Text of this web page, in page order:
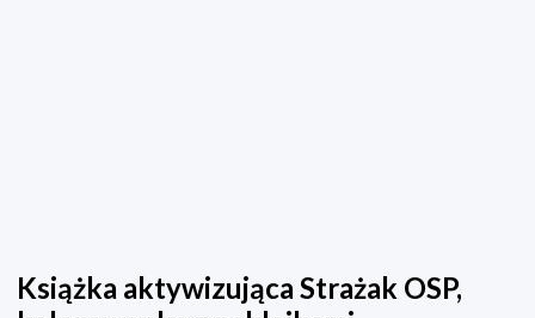
Książka aktywizująca Strażak OSP,